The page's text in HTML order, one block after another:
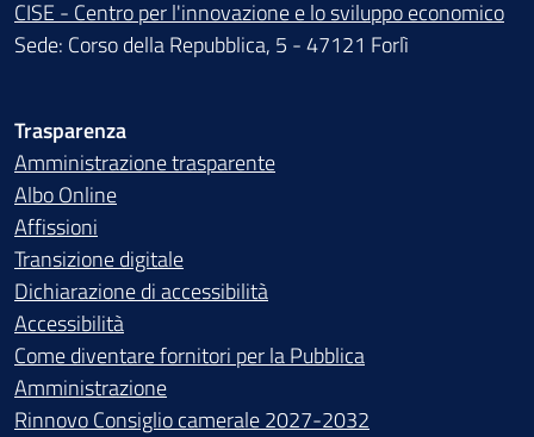
CISE - Centro per l'innovazione e lo sviluppo economico
Sede: Corso della Repubblica, 5 - 47121 Forlì
Trasparenza
Amministrazione trasparente
Albo Online
Affissioni
Transizione digitale
Dichiarazione di accessibilità
Accessibilità
Come diventare fornitori per la Pubblica
Amministrazione
Rinnovo Consiglio camerale 2027-2032